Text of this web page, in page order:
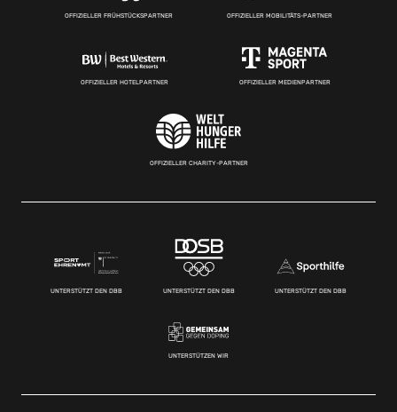
OFFIZIELLER FRÜHSTÜCKSPARTNER OFFIZIELLER MOBILITÄTS-PARTNER
OFFIZIELLER HOTELPARTNER OFFIZIELLER MEDIENPARTNER
OFFIZIELLER CHARITY-PARTNER
UNTERSTÜTZT DEN DBB UNTERSTÜTZT DEN DBB UNTERSTÜTZT DEN DBB
UNTERSTÜTZEN WIR